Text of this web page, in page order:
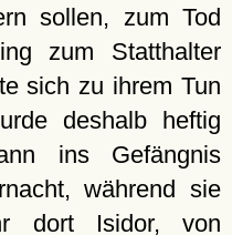
sollen, zum Tod
zum Statthalter
sich zu ihrem Tun
deshalb heftig
ins Gefängnis
während sie
dort Isidor, von